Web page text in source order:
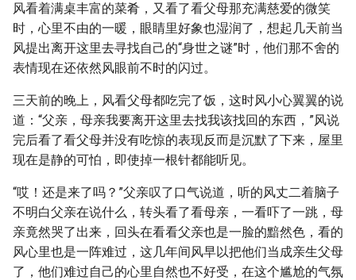
风看着满桌丰富的菜肴，又看了看父母那充满慈爱的微笑
时，心里不由的一暖，眼睛里好象也湿润了，想起几天前当
风提出离开这里去寻找自己的“身世之谜”时，他们那不舍的
表情现在还依然风眼前不时的闪过。
三天前的晚上，风看父母都吃完了饭，这时风小心翼翼的说
道：“父亲，母亲我要离开这里去找我该找回的东西，”风说
完后看了看父母并没有吃惊的表现反而是沉默了下来，屋里
现在是静的可怕，即使掉一根针都能听见。
“哎！还是来了吗？”父亲叹了口气说道，听的风丈二着脑子
不明白父亲在说什么，转头看了看母亲，一看吓了一跳，母
亲竟然哭了出来，回头在看看父亲也是一脸的黯然色，看的
风心里也是一阵难过，这几年间风早以把他们当成亲生父母
了，他们难过自己的心里自然也不好受，在这个尴尬的气氛